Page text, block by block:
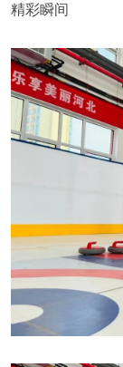
精彩瞬间